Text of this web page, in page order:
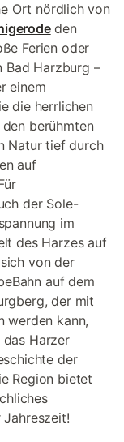
Ort nördlich von
den
Ferien oder
Bad Harzburg –
einem
die herrlichen
berühmten
Natur tief durch
auf
der Sole-
im
des Harzes auf
von der
auf dem
der mit
werden kann,
Harzer
der
Region bietet
Jahreszeit!